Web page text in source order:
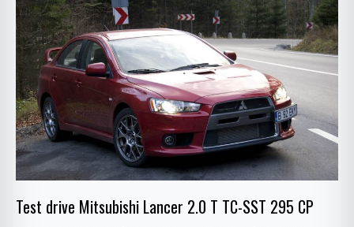
Test drive Mitsubishi Lancer 2.0 T TC-SST 295 CP
Mitsubishi
Lancer
2.0
TC-
SST
295
CP